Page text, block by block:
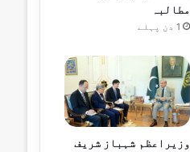
مطالبہ
1 دن پہلے
وزیراعظم شہباز شریف